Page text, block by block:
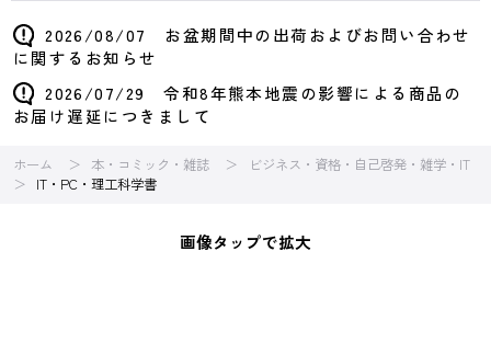
2026/08/07 お盆期間中の出荷およびお問い合わせ
に関するお知らせ
2026/07/29 令和8年熊本地震の影響による商品の
お届け遅延につきまして
ホーム 本・コミック・雑誌
ビジネス・資格・自己啓発・雑学・IT
IT・PC・理工科学書
画像タップで拡大